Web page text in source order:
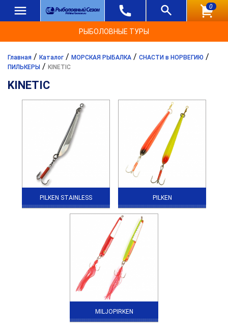
0
РЫБОЛОВНЫЕ ТУРЫ
Главная / Каталог / МОРСКАЯ РЫБАЛКА / СНАСТИ в НОРВЕГИЮ /
ПИЛЬКЕРЫ / KINETIC
KINETIC
PILKEN STAINLESS PILKEN
MILJOPIRKEN